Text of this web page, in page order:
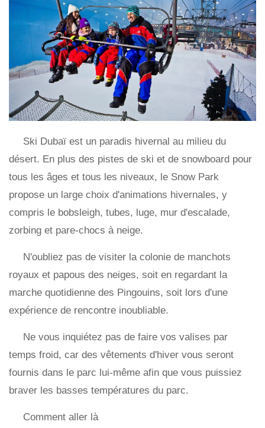
Ski Dubaï est un paradis hivernal au milieu du
désert. En plus des pistes de ski et de snowboard pour
tous les âges et tous les niveaux, le Snow Park
propose un large choix d'animations hivernales, y
compris le bobsleigh, tubes, luge, mur d'escalade,
zorbing et pare-chocs à neige.
N'oubliez pas de visiter la colonie de manchots
royaux et papous des neiges, soit en regardant la
marche quotidienne des Pingouins, soit lors d'une
expérience de rencontre inoubliable.
Ne vous inquiétez pas de faire vos valises par
temps froid, car des vêtements d'hiver vous seront
fournis dans le parc lui-même afin que vous puissiez
braver les basses températures du parc.
Comment aller là